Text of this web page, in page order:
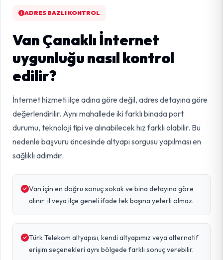
ADRES BAZLI KONTROL
Van Çanaklı İnternet
uygunluğu nasıl kontrol
edilir?
İnternet hizmeti ilçe adına göre değil, adres detayına göre
değerlendirilir. Aynı mahallede iki farklı binada port
durumu, teknoloji tipi ve alınabilecek hız farklı olabilir. Bu
nedenle başvuru öncesinde altyapı sorgusu yapılması en
sağlıklı adımdır.
Van için en doğru sonuç sokak ve bina detayına göre
alınır; il veya ilçe geneli ifade tek başına yeterli olmaz.
Türk Telekom altyapısı, kendi altyapımız veya alternatif
erişim seçenekleri aynı bölgede farklı sonuç verebilir.